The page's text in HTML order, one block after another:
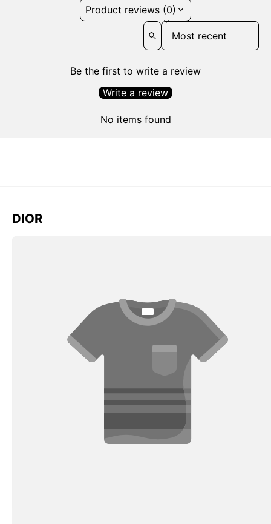
Product reviews (0)
Sort reviews by
Be the first to write a review
Write a review
No items found
DIOR